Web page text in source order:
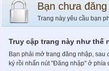
Bạn chưa
Trang này yêu cầu bạn
Truy cập trang này như thế
Bạn phải mở trang đăng nhập, sau
ký rồi nhấn nút "Đăng nhập" ở phía